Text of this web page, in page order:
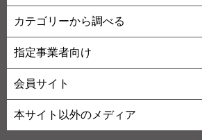
カテゴリーから調べる
指定事業者向け
会員サイト
本サイト以外のメディア